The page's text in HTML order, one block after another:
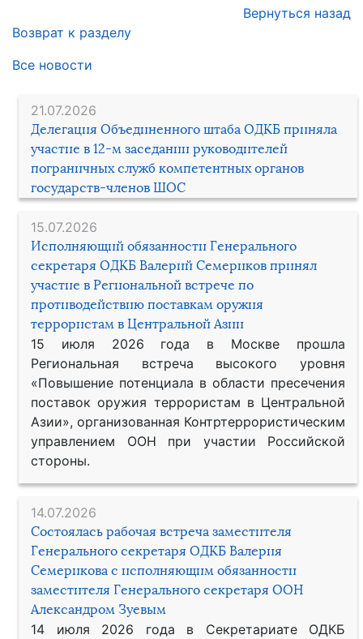
21.07.2026
Делегация Объединенного штаба ОДКБ приняла
участие в 12-м заседании руководителей
пограничных служб компетентных органов
государств-членов ШОС
15.07.2026
Исполняющий обязанности Генерального
секретаря ОДКБ Валерий Семериков принял
участие в Региональной встрече по
противодействию поставкам оружия
террористам в Центральной Азии
15 июля 2026 года в Москве прошла
Региональная встреча высокого уровня
«Повышение потенциала в области пресечения
поставок оружия террористам в Центральной
Азии», организованная Контртеррористическим
управлением ООН при участии Российской
стороны.
14.07.2026
Состоялась рабочая встреча заместителя
Генерального секретаря ОДКБ Валерия
Семерикова с исполняющим обязанности
заместителя Генерального секретаря ООН
Александром Зуевым
14 июля 2026 года в Секретариате ОДКБ
Вернуться назад
Возврат к разделу
Все новости